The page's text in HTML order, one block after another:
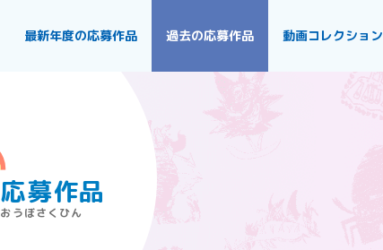
最新年度の応募作品 過去の応募作品 動画コレクション
応募作品